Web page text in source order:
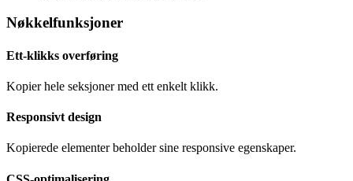
Nøkkelfunksjoner
Ett-klikks overføring
Kopier hele seksjoner med ett enkelt klikk.
Responsivt design
Kopierede elementer beholder sine responsive egenskaper.